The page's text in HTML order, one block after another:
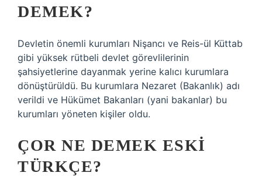
DEMEK?
Devletin önemli kurumları Nişancı ve Reis-ül Küttab
gibi yüksek rütbeli devlet görevlilerinin
şahsiyetlerine dayanmak yerine kalıcı kurumlara
dönüştürüldü. Bu kurumlara Nezaret (Bakanlık) adı
verildi ve Hükümet Bakanları (yani bakanlar) bu
kurumları yöneten kişiler oldu.
ÇOR NE DEMEK ESKI
TÜRKÇE?